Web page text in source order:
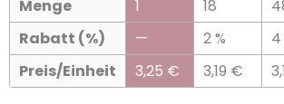
Menge
Rabatt (%)
Preis/Einheit
1
—
3,25 €
18
2 %
3,19 €
4